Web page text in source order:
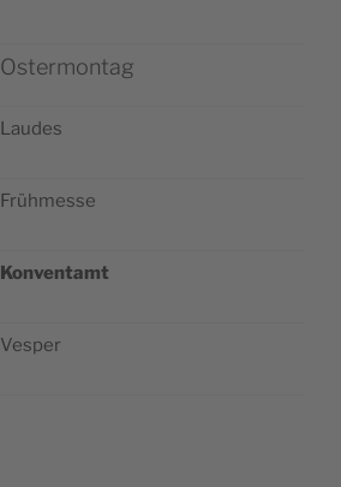
Ostermontag
Lau­des
Früh­mes­se
Kon­ven­tamt
Vesper